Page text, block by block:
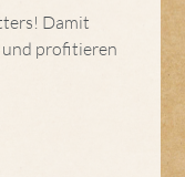
Damit
und profitieren